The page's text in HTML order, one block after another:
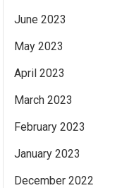
June 2023
May 2023
April 2023
March 2023
February 2023
January 2023
December 2022